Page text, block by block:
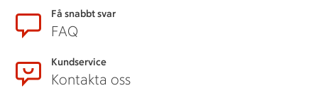
Få snabbt svar
FAQ
Kundservice
Kontakta oss